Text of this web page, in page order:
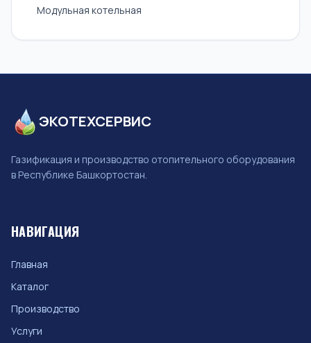
Модульная котельная
ЭКОТЕХСЕРВИС
Газификация и производство отопительного оборудования
в Республике Башкортостан.
НАВИГАЦИЯ
Главная
Каталог
Производство
Услуги